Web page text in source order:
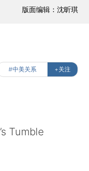
版面编辑：沈昕琪
#中美关系 +关注
Tumble